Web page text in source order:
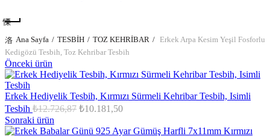
Ana Sayfa TESBİH TOZ KEHRİBAR
Erkek Arpa Kesim Yeşil Fosforlu
Kedigözü Tesbih, Toz Kehribar Tesbih
Önceki ürün
Erkek Hediyelik Tesbih, Kırmızı Sürmeli Kehribar Tesbih, Isimli
Tesbih ₺12.726,87 Orijinal
₺12.726,87.
₺10.181,50Şu
fiyat:
Sonraki ürün